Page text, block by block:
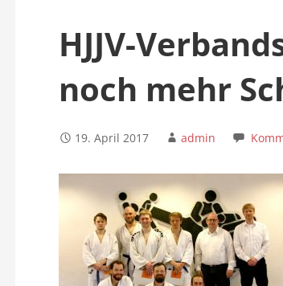
HJJV-
noch mehr
19. April 2017 admin